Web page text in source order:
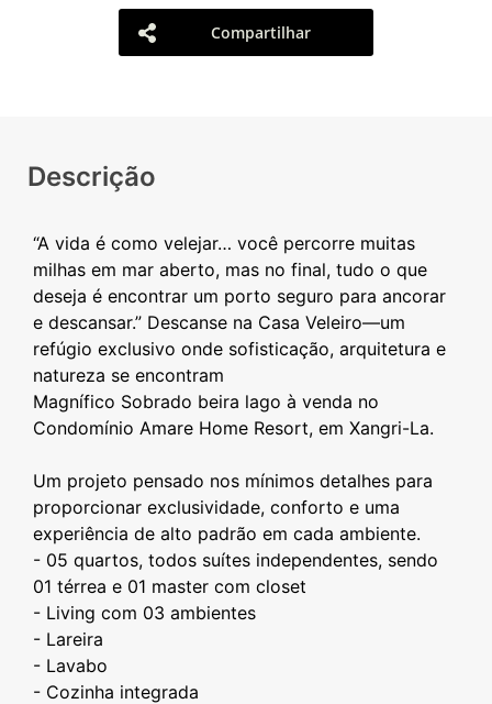
Compartilhar
Descrição
“A vida é como velejar… você percorre muitas
milhas em mar aberto, mas no final, tudo o que
deseja é encontrar um porto seguro para ancorar
e descansar.” Descanse na Casa Veleiro—um
refúgio exclusivo onde sofisticação, arquitetura e
natureza se encontram
Magnífico Sobrado beira lago à venda no
Condomínio Amare Home Resort, em Xangri-La.
Um projeto pensado nos mínimos detalhes para
proporcionar exclusividade, conforto e uma
experiência de alto padrão em cada ambiente.
- 05 quartos, todos suítes independentes, sendo
01 térrea e 01 master com closet
- Living com 03 ambientes
- Lareira
- Lavabo
- Cozinha integrada